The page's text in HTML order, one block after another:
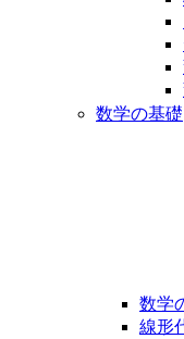
数学の基礎
数学
線形